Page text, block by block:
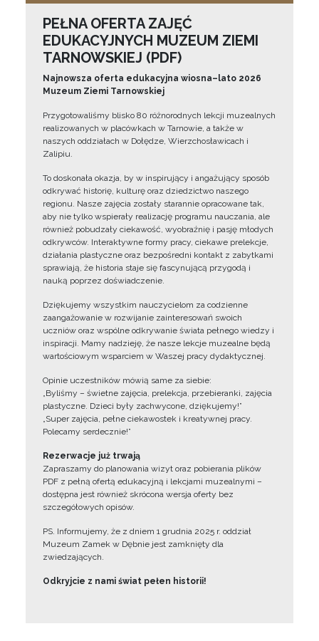
PEŁNA OFERTA ZAJĘĆ
EDUKACYJNYCH MUZEUM ZIEMI
TARNOWSKIEJ (PDF)
Najnowsza oferta edukacyjna wiosna–lato 2026
Muzeum Ziemi Tarnowskiej
Przygotowaliśmy blisko 80 różnorodnych lekcji muzealnych
realizowanych w placówkach w Tarnowie, a także w
naszych oddziałach w Dołędze, Wierzchosławicach i
Zalipiu.
To doskonała okazja, by w inspirujący i angażujący sposób
odkrywać historię, kulturę oraz dziedzictwo naszego
regionu. Nasze zajęcia zostały starannie opracowane tak,
aby nie tylko wspierały realizację programu nauczania, ale
również pobudzały ciekawość, wyobraźnię i pasję młodych
odkrywców. Interaktywne formy pracy, ciekawe prelekcje,
działania plastyczne oraz bezpośredni kontakt z zabytkami
sprawiają, że historia staje się fascynującą przygodą i
nauką poprzez doświadczenie.
Dziękujemy wszystkim nauczycielom za codzienne
zaangażowanie w rozwijanie zainteresowań swoich
uczniów oraz wspólne odkrywanie świata pełnego wiedzy i
inspiracji. Mamy nadzieję, że nasze lekcje muzealne będą
wartościowym wsparciem w Waszej pracy dydaktycznej.
Opinie uczestników mówią same za siebie:
„Byliśmy – świetne zajęcia, prelekcja, przebieranki, zajęcia
plastyczne. Dzieci były zachwycone, dziękujemy!”
„Super zajęcia, pełne ciekawostek i kreatywnej pracy.
Polecamy serdecznie!”
Rezerwacje już trwają
Zapraszamy do planowania wizyt oraz pobierania plików
PDF z pełną ofertą edukacyjną i lekcjami muzealnymi –
dostępna jest również skrócona wersja oferty bez
szczegółowych opisów.
PS. Informujemy, że z dniem 1 grudnia 2025 r. oddział
Muzeum Zamek w Dębnie jest zamknięty dla
zwiedzających.
Odkryjcie z nami świat pełen historii!